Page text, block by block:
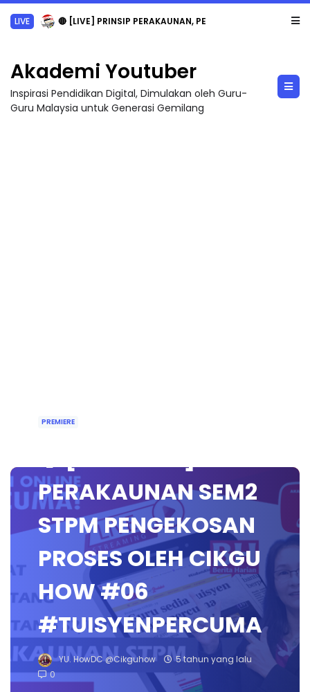
LIVE 🔴 [LIVE] PRINSIP PERAKAUNAN, PECUT SKOR SOALAN 1 TRIAL OLEH CIKGU WAN...
Akademi Youtuber
Inspirasi Pendidikan Digital, Dimulakan oleh Guru-
Guru Malaysia untuk Generasi Gemilang
PREMIERE
🔵 [PREMIERE]
PERAKAUNAN SEM2
STPM PENGEKOSAN
PROSES OLEH CIKGU
HOW #06
#TUISYENPERCUMA
YU. HowDC @Cikguhow
5 tahun yang lalu
0